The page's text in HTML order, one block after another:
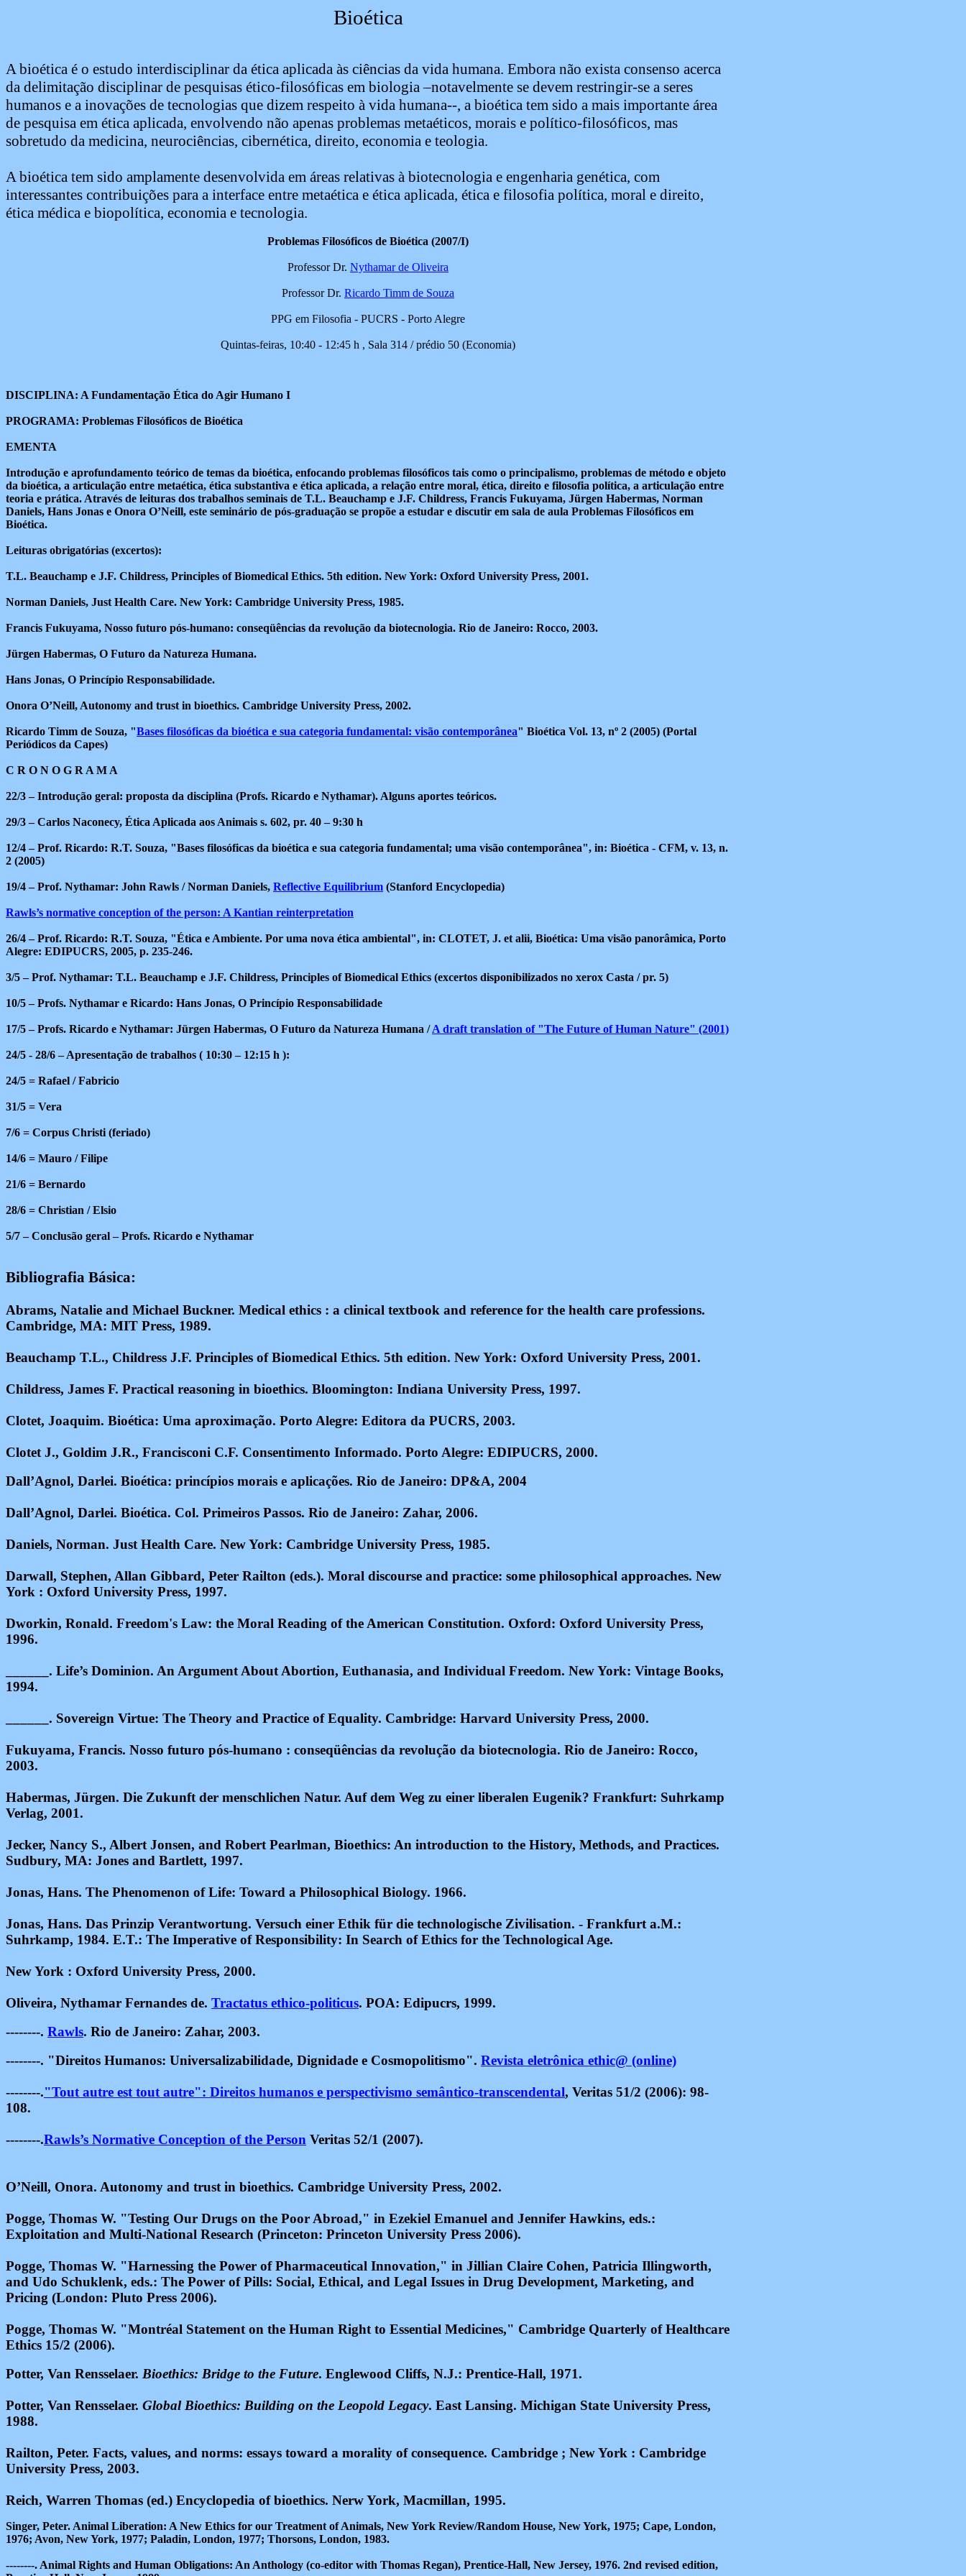
Bioética
A bioética é o estudo interdisciplinar da ética aplicada às ciências da vida humana. Embora não exista consenso acerca
da delimitação disciplinar de pesquisas ético-filosóficas em biologia –notavelmente se devem restringir-se a seres
humanos e a inovações de tecnologias que dizem respeito à vida humana--, a bioética tem sido a mais importante área
de pesquisa em ética aplicada, envolvendo não apenas problemas metaéticos, morais e político-filosóficos, mas
sobretudo da medicina, neurociências, cibernética, direito, economia e teologia.
A bioética tem sido amplamente desenvolvida em áreas relativas à biotecnologia e engenharia genética, com
interessantes contribuições para a interface entre metaética e ética aplicada, ética e filosofia política, moral e direito,
ética médica e biopolítica, economia e tecnologia.
Problemas Filosóficos de Bioética (2007/I)
Professor Dr. Nythamar de Oliveira
Professor Dr. Ricardo Timm de Souza
PPG em Filosofia - PUCRS - Porto Alegre
Quintas-feiras, 10:40 - 12:45 h , Sala 314 / prédio 50 (Economia)
DISCIPLINA: A Fundamentação Ética do Agir Humano I
PROGRAMA: Problemas Filosóficos de Bioética
EMENTA
Introdução e aprofundamento teórico de temas da bioética, enfocando problemas filosóficos tais como o principalismo, problemas de método e objeto
da bioética, a articulação entre metaética, ética substantiva e ética aplicada, a relação entre moral, ética, direito e filosofia política, a articulação entre
teoria e prática. Através de leituras dos trabalhos seminais de T.L. Beauchamp e J.F. Childress, Francis Fukuyama, Jürgen Habermas, Norman
Daniels, Hans Jonas e Onora O’Neill, este seminário de pós-graduação se propõe a estudar e discutir em sala de aula Problemas Filosóficos em
Bioética.
Leituras obrigatórias (excertos):
T.L. Beauchamp e J.F. Childress, Principles of Biomedical Ethics. 5th edition. New York: Oxford University Press, 2001.
Norman Daniels, Just Health Care. New York: Cambridge University Press, 1985.
Francis Fukuyama, Nosso futuro pós-humano: conseqüências da revolução da biotecnologia. Rio de Janeiro: Rocco, 2003.
Jürgen Habermas, O Futuro da Natureza Humana.
Hans Jonas, O Princípio Responsabilidade.
Onora O’Neill, Autonomy and trust in bioethics. Cambridge University Press, 2002.
Ricardo Timm de Souza, "Bases filosóficas da bioética e sua categoria fundamental: visão contemporânea" Bioética Vol. 13, nº 2 (2005) (Portal
Periódicos da Capes)
C R O N O G R A M A
22/3 – Introdução geral: proposta da disciplina (Profs. Ricardo e Nythamar). Alguns aportes teóricos.
29/3 – Carlos Naconecy, Ética Aplicada aos Animais s. 602, pr. 40 – 9:30 h
12/4 – Prof. Ricardo: R.T. Souza, "Bases filosóficas da bioética e sua categoria fundamental; uma visão contemporânea", in: Bioética - CFM, v. 13, n.
2 (2005)
19/4 – Prof. Nythamar: John Rawls / Norman Daniels, Reflective Equilibrium (Stanford Encyclopedia)
Rawls’s normative conception of the person: A Kantian reinterpretation
26/4 – Prof. Ricardo: R.T. Souza, "Ética e Ambiente. Por uma nova ética ambiental", in: CLOTET, J. et alii, Bioética: Uma visão panorâmica, Porto
Alegre: EDIPUCRS, 2005, p. 235-246.
3/5 – Prof. Nythamar: T.L. Beauchamp e J.F. Childress, Principles of Biomedical Ethics (excertos disponibilizados no xerox Casta / pr. 5)
10/5 – Profs. Nythamar e Ricardo: Hans Jonas, O Princípio Responsabilidade
17/5 – Profs. Ricardo e Nythamar: Jürgen Habermas, O Futuro da Natureza Humana /A draft translation of "The Future of Human Nature" (2001)
24/5 - 28/6 – Apresentação de trabalhos ( 10:30 – 12:15 h ):
24/5 = Rafael / Fabricio
31/5 = Vera
7/6 = Corpus Christi (feriado)
14/6 = Mauro / Filipe
21/6 = Bernardo
28/6 = Christian / Elsio
5/7 – Conclusão geral – Profs. Ricardo e Nythamar
Bibliografia Básica:
Abrams, Natalie and Michael Buckner. Medical ethics : a clinical textbook and reference for the health care professions.
Cambridge, MA: MIT Press, 1989.
Beauchamp T.L., Childress J.F. Principles of Biomedical Ethics. 5th edition. New York: Oxford University Press, 2001.
Childress, James F. Practical reasoning in bioethics. Bloomington: Indiana University Press, 1997.
Clotet, Joaquim. Bioética: Uma aproximação. Porto Alegre: Editora da PUCRS, 2003.
Clotet J., Goldim J.R., Francisconi C.F. Consentimento Informado. Porto Alegre: EDIPUCRS, 2000.
Dall’Agnol, Darlei. Bioética: princípios morais e aplicações. Rio de Janeiro: DP&A, 2004
Dall’Agnol, Darlei. Bioética. Col. Primeiros Passos. Rio de Janeiro: Zahar, 2006.
Daniels, Norman. Just Health Care. New York: Cambridge University Press, 1985.
Darwall, Stephen, Allan Gibbard, Peter Railton (eds.). Moral discourse and practice: some philosophical approaches. New
York : Oxford University Press, 1997.
Dworkin, Ronald. Freedom's Law: the Moral Reading of the American Constitution. Oxford: Oxford University Press,
1996.
______. Life’s Dominion. An Argument About Abortion, Euthanasia, and Individual Freedom. New York: Vintage Books,
1994.
______. Sovereign Virtue: The Theory and Practice of Equality. Cambridge: Harvard University Press, 2000.
Fukuyama, Francis. Nosso futuro pós-humano : conseqüências da revolução da biotecnologia. Rio de Janeiro: Rocco,
2003.
Habermas, Jürgen. Die Zukunft der menschlichen Natur. Auf dem Weg zu einer liberalen Eugenik? Frankfurt: Suhrkamp
Verlag, 2001.
Jecker, Nancy S., Albert Jonsen, and Robert Pearlman, Bioethics: An introduction to the History, Methods, and Practices.
Sudbury, MA: Jones and Bartlett, 1997.
Jonas, Hans. The Phenomenon of Life: Toward a Philosophical Biology. 1966.
Jonas, Hans. Das Prinzip Verantwortung. Versuch einer Ethik für die technologische Zivilisation. - Frankfurt a.M.:
Suhrkamp, 1984. E.T.: The Imperative of Responsibility: In Search of Ethics for the Technological Age.
New York : Oxford University Press, 2000.
Oliveira, Nythamar Fernandes de. Tractatus ethico-politicus. POA: Edipucrs, 1999.
--------. Rawls. Rio de Janeiro: Zahar, 2003.
--------. "Direitos Humanos: Universalizabilidade, Dignidade e Cosmopolitismo". Revista eletrônica ethic@ (online)
--------."Tout autre est tout autre": Direitos humanos e perspectivismo semântico-transcendental, Veritas 51/2 (2006): 98-
108.
--------.Rawls’s Normative Conception of the Person Veritas 52/1 (2007).
O’Neill, Onora. Autonomy and trust in bioethics. Cambridge University Press, 2002.
Pogge, Thomas W. "Testing Our Drugs on the Poor Abroad," in Ezekiel Emanuel and Jennifer Hawkins, eds.:
Exploitation and Multi-National Research (Princeton: Princeton University Press 2006).
Pogge, Thomas W. "Harnessing the Power of Pharmaceutical Innovation," in Jillian Claire Cohen, Patricia Illingworth,
and Udo Schuklenk, eds.: The Power of Pills: Social, Ethical, and Legal Issues in Drug Development, Marketing, and
Pricing (London: Pluto Press 2006).
Pogge, Thomas W. "Montréal Statement on the Human Right to Essential Medicines," Cambridge Quarterly of Healthcare
Ethics 15/2 (2006).
Potter, Van Rensselaer. Bioethics: Bridge to the Future. Englewood Cliffs, N.J.: Prentice-Hall, 1971.
Potter, Van Rensselaer. Global Bioethics: Building on the Leopold Legacy. East Lansing. Michigan State University Press,
1988.
Railton, Peter. Facts, values, and norms: essays toward a morality of consequence. Cambridge ; New York : Cambridge
University Press, 2003.
Reich, Warren Thomas (ed.) Encyclopedia of bioethics. Nerw York, Macmillan, 1995.
Singer, Peter. Animal Liberation: A New Ethics for our Treatment of Animals, New York Review/Random House, New York, 1975; Cape, London,
1976; Avon, New York, 1977; Paladin, London, 1977; Thorsons, London, 1983.
--------. Animal Rights and Human Obligations: An Anthology (co-editor with Thomas Regan), Prentice-Hall, New Jersey, 1976. 2nd revised edition,